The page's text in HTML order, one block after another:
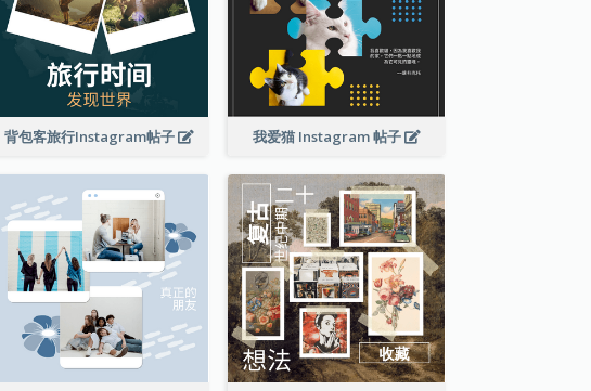
背包客旅行Instagram帖子 我爱猫 Instagram 帖子